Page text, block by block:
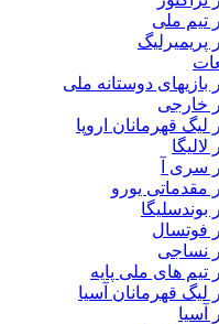
تیم ملی
پریمیرلیگ
بازیهای دوستانه ملی
خارجی
لیگ قهرمانان اروپا
لالیگا
سری آ
مقدماتی یورو
بوندسلیگا
فوتسال
نساجی
تیم های ملی پایه
لیگ قهرمانان آسیا
آسیا